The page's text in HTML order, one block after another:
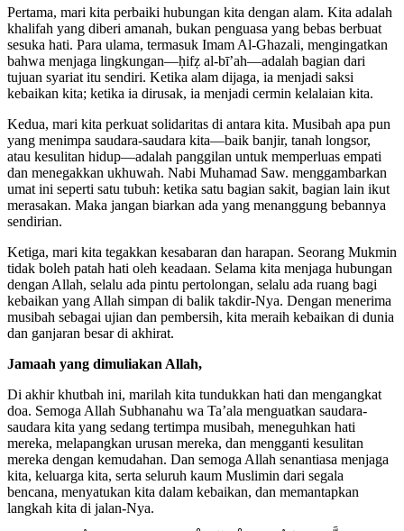
Pertama, mari kita perbaiki hubungan kita dengan alam. Kita adalah
khalifah yang diberi amanah, bukan penguasa yang bebas berbuat
sesuka hati. Para ulama, termasuk Imam Al-Ghazali, mengingatkan
bahwa menjaga lingkungan—ḥifẓ al-bī’ah—adalah bagian dari
tujuan syariat itu sendiri. Ketika alam dijaga, ia menjadi saksi
kebaikan kita; ketika ia dirusak, ia menjadi cermin kelalaian kita.
Kedua, mari kita perkuat solidaritas di antara kita. Musibah apa pun
yang menimpa saudara-saudara kita—baik banjir, tanah longsor,
atau kesulitan hidup—adalah panggilan untuk memperluas empati
dan menegakkan ukhuwah. Nabi Muhamad Saw. menggambarkan
umat ini seperti satu tubuh: ketika satu bagian sakit, bagian lain ikut
merasakan. Maka jangan biarkan ada yang menanggung bebannya
sendirian.
Ketiga, mari kita tegakkan kesabaran dan harapan. Seorang Mukmin
tidak boleh patah hati oleh keadaan. Selama kita menjaga hubungan
dengan Allah, selalu ada pintu pertolongan, selalu ada ruang bagi
kebaikan yang Allah simpan di balik takdir-Nya. Dengan menerima
musibah sebagai ujian dan pembersih, kita meraih kebaikan di dunia
dan ganjaran besar di akhirat.
Jamaah yang dimuliakan Allah,
Di akhir khutbah ini, marilah kita tundukkan hati dan mengangkat
doa. Semoga Allah Subhanahu wa Ta’ala menguatkan saudara-
saudara kita yang sedang tertimpa musibah, meneguhkan hati
mereka, melapangkan urusan mereka, dan mengganti kesulitan
mereka dengan kemudahan. Dan semoga Allah senantiasa menjaga
kita, keluarga kita, serta seluruh kaum Muslimin dari segala
bencana, menyatukan kita dalam kebaikan, dan memantapkan
langkah kita di jalan-Nya.